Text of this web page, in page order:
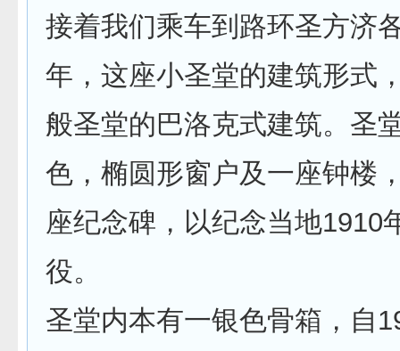
接着我们乘车到路环圣方济
年，这座小圣堂的建筑形式
般圣堂的巴洛克式建筑。圣
色，椭圆形窗户及一座钟楼
座纪念碑，以纪念当地1910
役。
圣堂内本有一银色骨箱，自